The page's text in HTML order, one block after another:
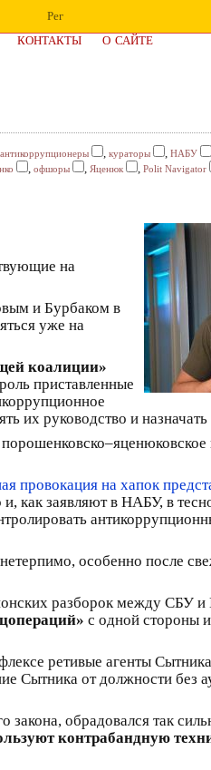
Рег
КОНТАКТЫ
О САЙТЕ
антикоррупционеры , кураторы , НАБУ
, офшоры , Яценюк , Polit Navigator
на
и Бурбаком в
уже на
коалиции»
приставленные
руководство и назначать
провокация на хапок
как заявляют в НАБУ, в
особенно после
разборок между СБУ
с одной стороны и
ретивые агенты
от должности без
обрадовался так
контрабандную